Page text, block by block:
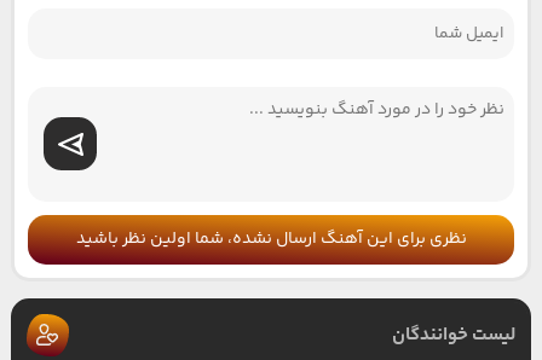
نظری برای این آهنگ ارسال نشده، شما اولین نظر باشید
لیست خوانندگان